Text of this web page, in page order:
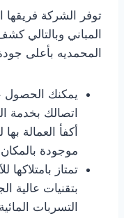
توفر الشركة فريقها
المباني وبالتالي
المحمديه بأعلى
يمكنك الحصول
اتصالك بخدمة
أكفأ العمالة
موجودة
تمتاز بامتلاكها
بتقنيات
التسربات